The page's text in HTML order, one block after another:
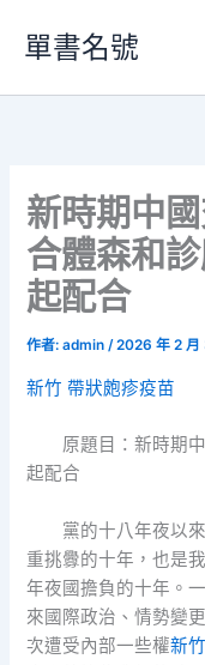
要
單書名號
新時期中
合體森和
起配合
作者:admin/2026 年 2 月
新竹 帶狀皰疹疫苗
原題目：新時期
起配合
黨的十八年夜以
重挑釁的十年，也是
年夜國擔負的十年。
來國際政治、情勢變
次遭受內部一些權新